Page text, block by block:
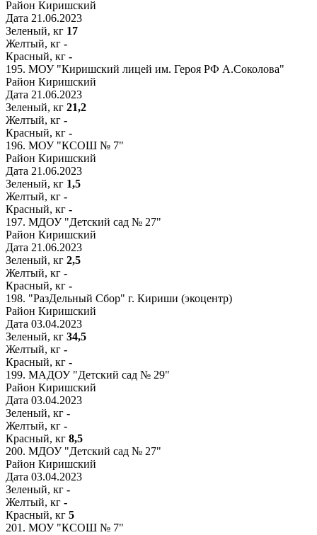
Район Киришский
Дата 21.06.2023
Зеленый, кг 17
Желтый, кг -
Красный, кг -
195. МОУ "Киришский лицей им. Героя РФ А.Соколова"
Район Киришский
Дата 21.06.2023
Зеленый, кг 21,2
Желтый, кг -
Красный, кг -
196. МОУ "КСОШ № 7"
Район Киришский
Дата 21.06.2023
Зеленый, кг 1,5
Желтый, кг -
Красный, кг -
197. МДОУ "Детский сад № 27"
Район Киришский
Дата 21.06.2023
Зеленый, кг 2,5
Желтый, кг -
Красный, кг -
198. "РазДельный Сбор" г. Кириши (экоцентр)
Район Киришский
Дата 03.04.2023
Зеленый, кг 34,5
Желтый, кг -
Красный, кг -
199. МАДОУ "Детский сад № 29"
Район Киришский
Дата 03.04.2023
Зеленый, кг -
Желтый, кг -
Красный, кг 8,5
200. МДОУ "Детский сад № 27"
Район Киришский
Дата 03.04.2023
Зеленый, кг -
Желтый, кг -
Красный, кг 5
201. МОУ "КСОШ № 7"